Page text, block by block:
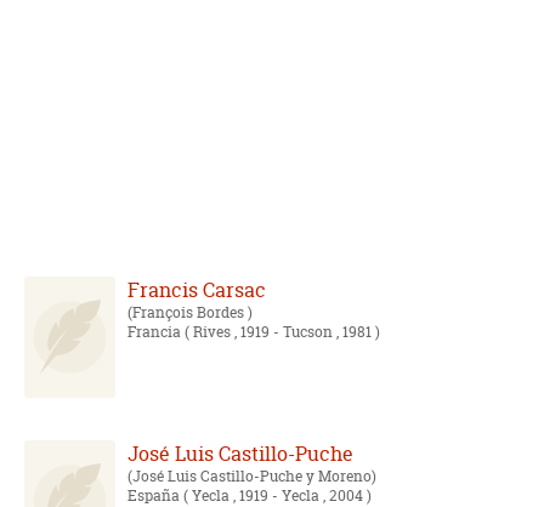
Francis Carsac
François Bordes
Francia( Rives , 1919 - Tucson , 1981 )
José Luis Castillo-Puche
José Luis Castillo-Puche y Moreno
España( Yecla , 1919 - Yecla , 2004 )